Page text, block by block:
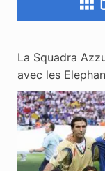
La Squadra
avec les